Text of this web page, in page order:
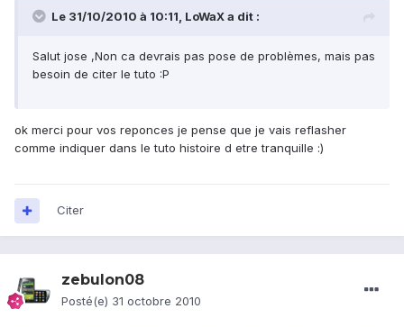
Le 31/10/2010 à 10:11, LoWaX a dit :
Salut jose ,Non ca devrais pas pose de problèmes, mais pas
besoin de citer le tuto :P
ok merci pour vos reponces je pense que je vais reflasher
comme indiquer dans le tuto histoire d etre tranquille :)
Citer
zebulon08
Posté(e) 31 octobre 2010